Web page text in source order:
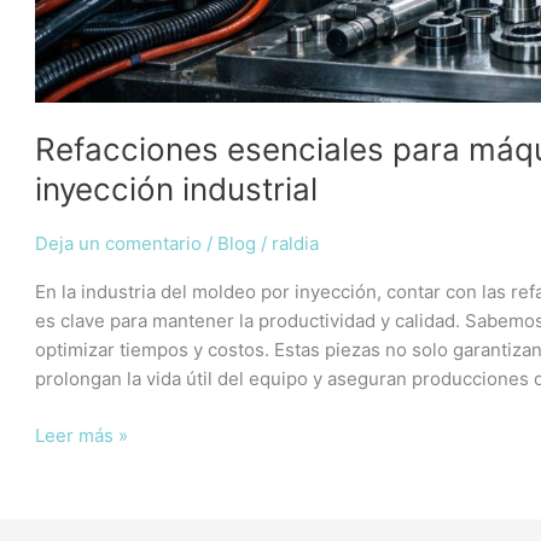
Refacciones esenciales para
inyección industrial
Deja un comentario / Blog / raldia
En la industria del moldeo por inyección, contar con las
es clave para mantener la productividad y calidad.
optimizar tiempos y costos. Estas piezas no solo
prolongan la vida útil del equipo y aseguran producciones
Leer más »